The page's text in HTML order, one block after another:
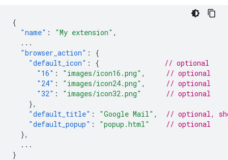
{
"name" : "My extension" ,
...
"browser_action" :
{
"default_icon" : {
// optional
"16" : "images/icon16.png" ,
// optional
"24" : "images/icon24.png" ,
// optional
"32" : "images/icon32.png"
// optional
},
"default_title" : "Google Mail" ,
// optional,
"default_popup" : "popup.html"
// optional
},
...
}